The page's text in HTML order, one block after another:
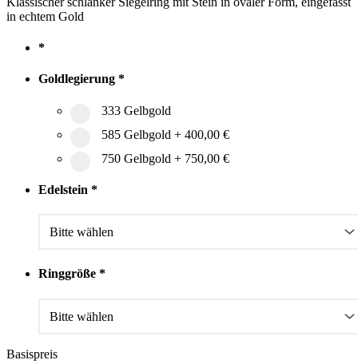
in echtem Gold
*
Goldlegierung *
333 Gelbgold
585 Gelbgold + 400,00 €
750 Gelbgold + 750,00 €
Edelstein *
Ringgröße *
Basispreis